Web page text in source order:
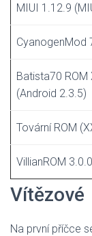
MIUI 1.12.9
CyanogenMod
Batista70 ROM
(Android 2.3.5)
Tovární ROM
VillianROM
Vítězové
Na první příčce